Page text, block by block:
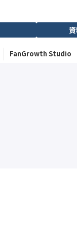
FanGrowth Studio